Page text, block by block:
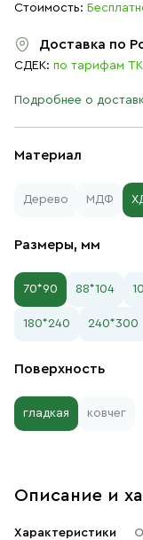
Материал
Дерево МДФ
Размеры, мм
70*90 88*104
180*240 240*300
Поверхность
гладкая ковчег
Стоимость:
Доставка по
СДЕК: по тарифам ТК
Подробнее о
Описание и
Характеристики